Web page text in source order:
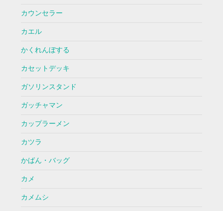
カウンセラー
カエル
かくれんぼする
カセットデッキ
ガソリンスタンド
ガッチャマン
カップラーメン
カツラ
かばん・バッグ
カメ
カメムシ